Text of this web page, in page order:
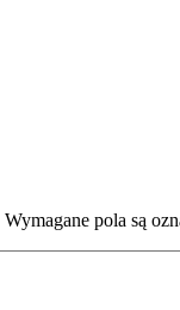
Wymagane pola są